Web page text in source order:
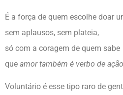
É a força de quem escolhe doar
sem aplausos, sem plateia,
só com a coragem de quem sabe
que amor também é verbo de ação
Voluntário é esse tipo raro de